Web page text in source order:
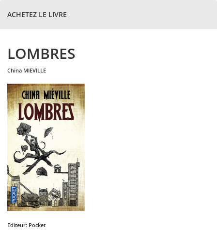
ACHETEZ LE LIVRE
LOMBRES
china MIEVILLE
Editeur: Pocket